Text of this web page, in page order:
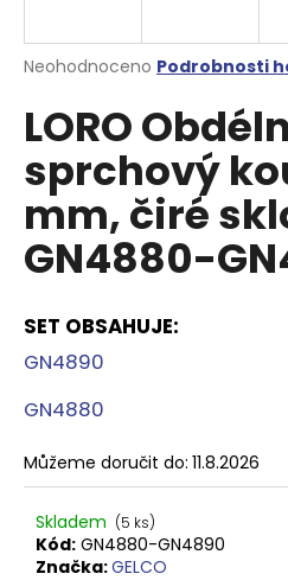
Průměrné
produktu
je
z
5
hvězdiček.
Neohodnoceno Podrobnosti
LORO
sprchový
mm, čiré
GN4880-
SET OBSAHUJE:
GN4890
GN4880
Můžeme doručit do: 11.8.2026
Skladem (5 ks)
Kód: GN4880-GN4890
Značka:GELCO
j
t
?
HLEDAT
D
o
o
r
u
č
u